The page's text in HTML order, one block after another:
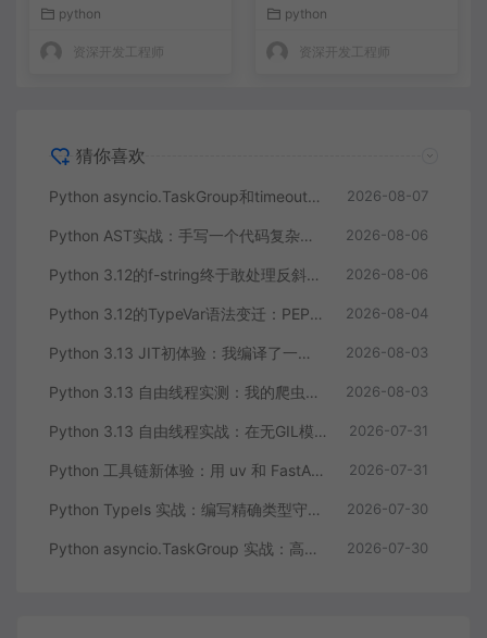
python
资深开发工程师
python
资深开发工程师
猜你喜欢
Python asyncio.TaskGroup和timeout实战：并发任务取消终于不用靠猜了 2026-08-07
Python AST实战：手写一个代码复杂度检测工具，比你自己数还准 2026-08-06
Python 3.12的f-string终于敢处理反斜杠和引号了，这不是小打小闹 2026-08-06
Python 3.12的TypeVar语法变迁：PEP 695让泛型写起来像呼吸一样自然 2026-08-04
Python 3.13 JIT初体验：我编译了一个带JIT的Python，性能提升竟然只有这么多？ 2026-08-03
Python 3.13 自由线程实测：我的爬虫终于能真正并行跑起来了 2026-08-03
Python 3.13 自由线程实战：在无GIL模式下释放多核CPU的真正性能 2026-07-31
Python 工具链新体验：用 uv 和 FastAPI 十分钟搭建一个标准化 REST API 2026-07-31
Python TypeIs 实战：编写精确类型守卫告别类型检查器的误判 2026-07-30
Python asyncio.TaskGroup 实战：高并发采集API数据的正确姿势 2026-07-30